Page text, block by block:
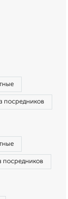
посредников
посредников